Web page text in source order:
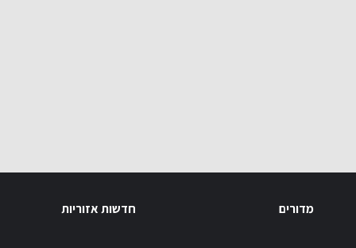
מדורים חדשות אזוריות